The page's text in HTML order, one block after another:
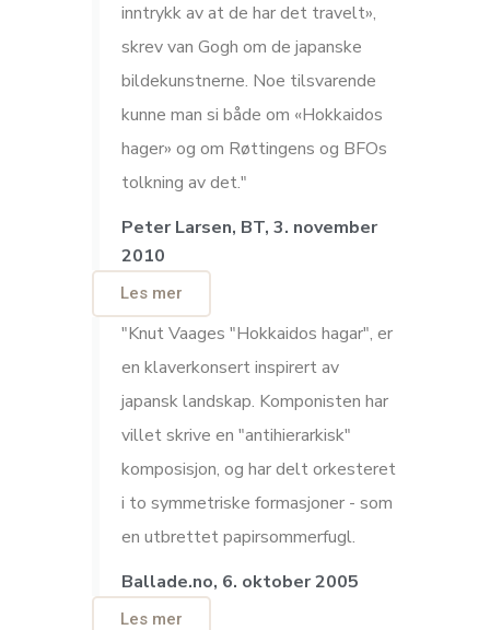
inntrykk av at de har det travelt»,
skrev van Gogh om de japanske
bildekunstnerne. Noe tilsvarende
kunne man si både om «Hokkaidos
hager» og om Røttingens og BFOs
tolkning av det."
Peter Larsen, BT, 3. november
2010
Les mer
"Knut Vaages "Hokkaidos hagar", er
en klaverkonsert inspirert av
japansk landskap. Komponisten har
villet skrive en "antihierarkisk"
komposisjon, og har delt orkesteret
i to symmetriske formasjoner - som
en utbrettet papirsommerfugl.
Ballade.no, 6. oktober 2005
Les mer